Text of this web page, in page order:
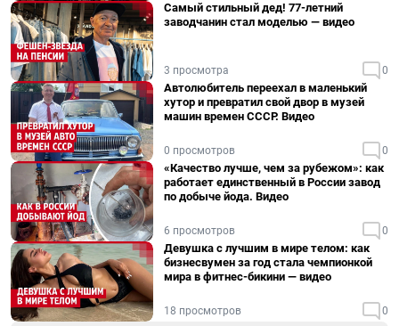
Самый стильный дед! 77-летний
заводчанин стал моделью — видео
3 просмотра 0
Автолюбитель переехал в маленький
хутор и превратил свой двор в музей
машин времен СССР. Видео
0 просмотров 0
«Качество лучше, чем за рубежом»: как
работает единственный в России завод
по добыче йода. Видео
6 просмотров 0
Девушка с лучшим в мире телом: как
бизнесвумен за год стала чемпионкой
мира в фитнес-бикини — видео
18 просмотров 0